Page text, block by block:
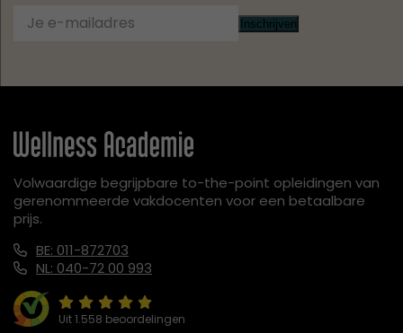
Inschrijven
Volwaardige begrijpbare to-the-point opleidingen van
gerenommeerde vakdocenten voor een betaalbare
prijs.
BE: 011-872703
NL: 040-72 00 993
Uit 1.558 beoordelingen